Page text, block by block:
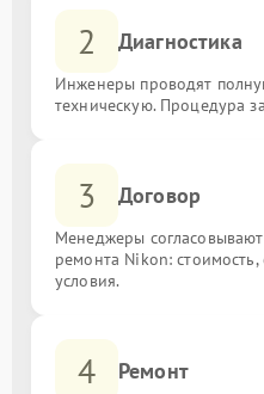
2 Диагностика
Инженеры проводят
техническую. Процедура
3 Договор
Менеджеры
ремонта Nikon:
условия.
4 Ремонт